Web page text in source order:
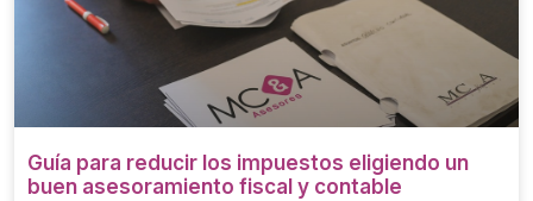
Guía para reducir los impuestos eligiendo un
buen asesoramiento fiscal y contable